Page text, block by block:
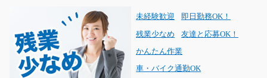
未経験歓迎 即日勤務OK！
残業少なめ 友達と応募OK！
かんたん作業
車・バイク通勤OK